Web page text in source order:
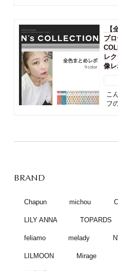
【
プ
レ
像
こ
フ
BRAND
Chapun michou
LILY ANNA TOPARDS
feliamo melady
LILMOON Mirage